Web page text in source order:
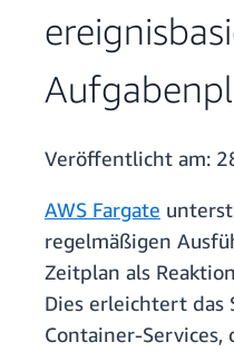
Veröffentlicht am:
AWS Fargate
regelmäßigen
Zeitplan als
Dies erleichtert das
Container-